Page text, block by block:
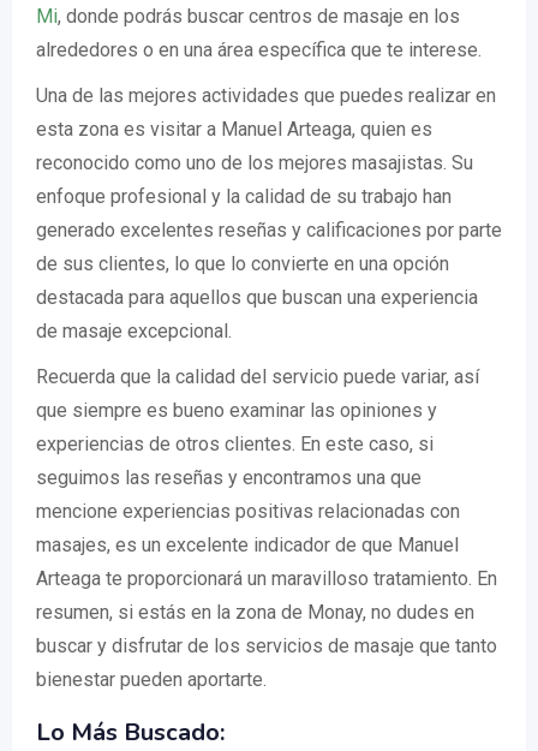
Mi, donde podrás buscar centros de masaje en los
alrededores o en una área específica que te interese.
Una de las mejores actividades que puedes realizar en
esta zona es visitar a Manuel Arteaga, quien es
reconocido como uno de los mejores masajistas. Su
enfoque profesional y la calidad de su trabajo han
generado excelentes reseñas y calificaciones por parte
de sus clientes, lo que lo convierte en una opción
destacada para aquellos que buscan una experiencia
de masaje excepcional.
Recuerda que la calidad del servicio puede variar, así
que siempre es bueno examinar las opiniones y
experiencias de otros clientes. En este caso, si
seguimos las reseñas y encontramos una que
mencione experiencias positivas relacionadas con
masajes, es un excelente indicador de que Manuel
Arteaga te proporcionará un maravilloso tratamiento. En
resumen, si estás en la zona de Monay, no dudes en
buscar y disfrutar de los servicios de masaje que tanto
bienestar pueden aportarte.
Lo Más Buscado: